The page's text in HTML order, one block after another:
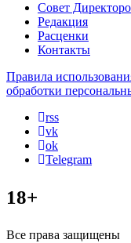
Совет
Редакция
Расценки
Контакты
Правила
обработки
rss
vk
ok
Telegram
18+
Все права защищены